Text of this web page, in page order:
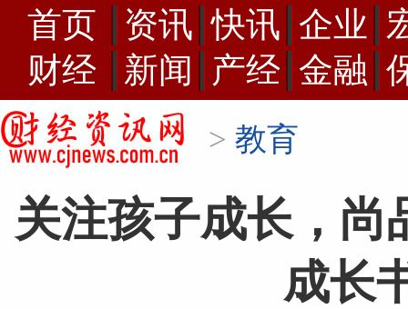
首页 资讯 快讯 企业
财经
新闻 产经 金融
> 教育
关注孩子成长，尚
成长